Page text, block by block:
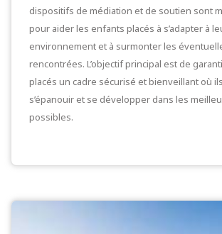
dispositifs de médiation et de soutien sont
pour aider les enfants placés à s’adapter à
environnement et à surmonter les
rencontrées. L’objectif principal est de
placés un cadre sécurisé et bienveillant où
s’épanouir et se développer dans les
possibles.